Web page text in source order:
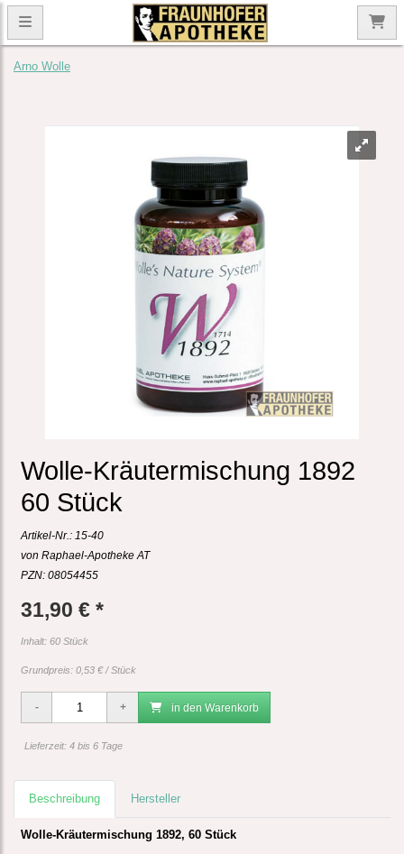
Arno Wolle
Wolle-Kräutermischung 1892
60 Stück
Artikel-Nr.: 15-40
von Raphael-Apotheke AT
PZN: 08054455
31,90 € *
Inhalt: 60 Stück
Grundpreis: 0,53 € / Stück
in den Warenkorb
Lieferzeit: 4 bis 6 Tage
Beschreibung Hersteller
Wolle-Kräutermischung 1892, 60 Stück